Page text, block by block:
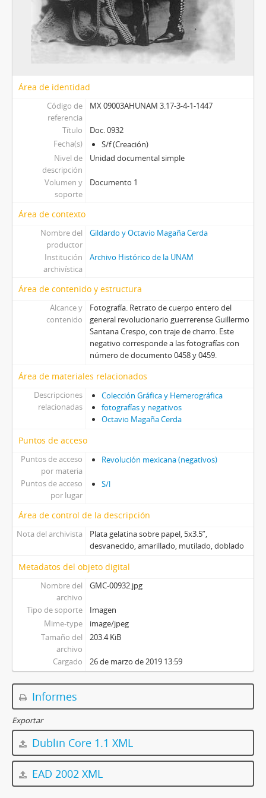
Área de identidad
Código de
referencia
MX 09003AHUNAM 3.17-3-4-1-1447
Título
Doc. 0932
Fecha(s)
S/f (Creación)
Nivel de
descripción
Unidad documental simple
Volumen y
soporte
Documento 1
Área de contexto
Nombre del
productor
Gildardo y Octavio Magaña Cerda
Institución
archivística
Archivo Histórico de la UNAM
Área de contenido y estructura
Alcance y
contenido
Fotografía. Retrato de cuerpo entero del
general revolucionario guerrerense Guillermo
Santana Crespo, con traje de charro. Este
negativo corresponde a las fotografías con
número de documento 0458 y 0459.
Área de materiales relacionados
Descripciones
relacionadas
Colección Gráfica y Hemerográfica
fotografías y negativos
Octavio Magaña Cerda
Puntos de acceso
Puntos de acceso
por materia
Revolución mexicana (negativos)
Puntos de acceso
por lugar
S/l
Área de control de la descripción
Nota del archivista
Plata gelatina sobre papel, 5x3.5”,
desvanecido, amarillado, mutilado, doblado
Metadatos del objeto digital
Nombre del
archivo
GMC-00932.jpg
Tipo de soporte
Imagen
Mime-type
image/jpeg
Tamaño del
archivo
203.4 KiB
Cargado 26 de marzo de 2019 13:59
Informes
Exportar
Dublin Core 1.1 XML
EAD 2002 XML